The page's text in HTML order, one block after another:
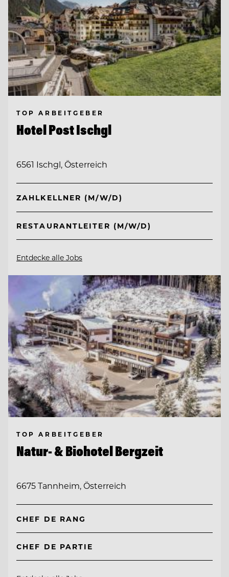
TOP ARBEITGEBER
Hotel Post Ischgl
6561 Ischgl, Österreich
ZAHLKELLNER (M/W/D)
RESTAURANTLEITER (M/W/D)
Entdecke alle Jobs
TOP ARBEITGEBER
Natur- & Biohotel Bergzeit
6675 Tannheim, Österreich
CHEF DE RANG
CHEF DE PARTIE